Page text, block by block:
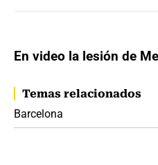
En video la lesión de
Temas relacionados
Barcelona